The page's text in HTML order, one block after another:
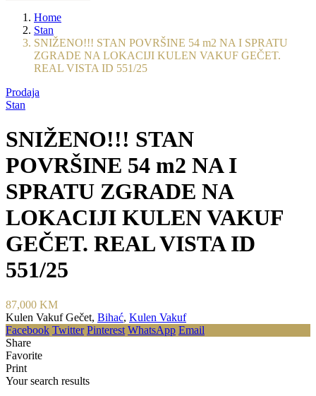
Home
Stan
SNIŽENO!!! STAN POVRŠINE 54 m2 NA I SPRATU
ZGRADE NA LOKACIJI KULEN VAKUF GEČET.
REAL VISTA ID 551/25
Prodaja
Stan
SNIŽENO!!! STAN
POVRŠINE 54 m2 NA I
SPRATU ZGRADE NA
LOKACIJI KULEN VAKUF
GEČET. REAL VISTA ID
551/25
87,000 KM
Kulen Vakuf Gečet, Bihać, Kulen Vakuf
Facebook Twitter Pinterest WhatsApp Email
Share
Favorite
Print
Your search results